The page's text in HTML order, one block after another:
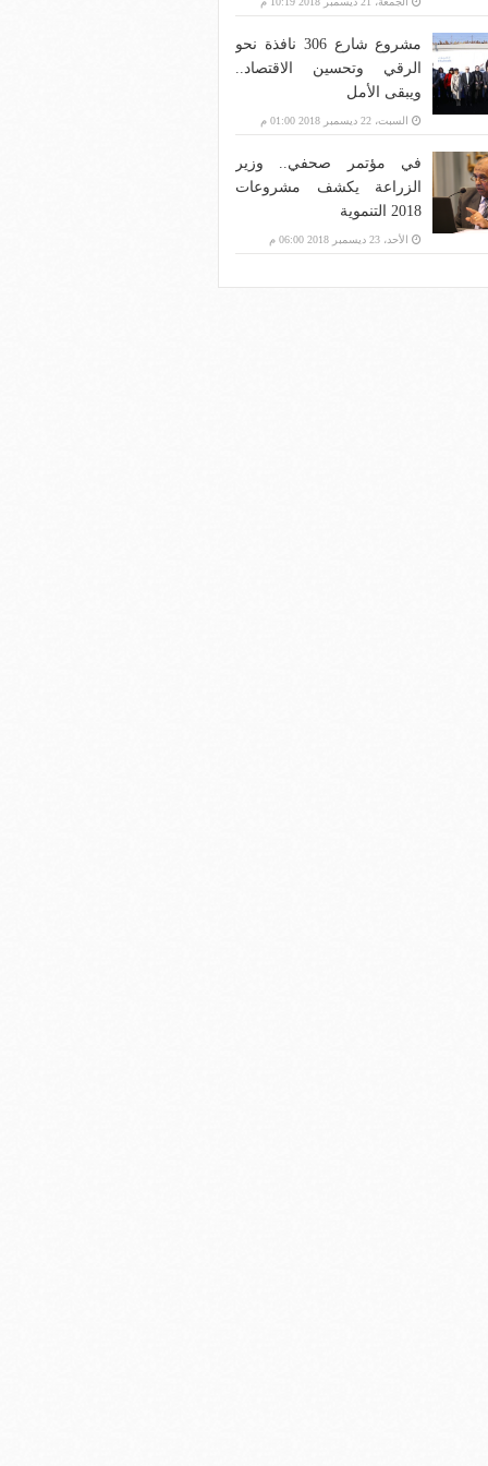
مشروع شارع 306 نافذة نحو
الرقي وتحسين الاقتصاد..
ويبقى الأمل
السبت، 22 ديسمبر 2018 01:00 م
في مؤتمر صحفي.. وزير
الزراعة يكشف مشروعات
2018 التنموية
الأحد، 23 ديسمبر 2018 06:00 م